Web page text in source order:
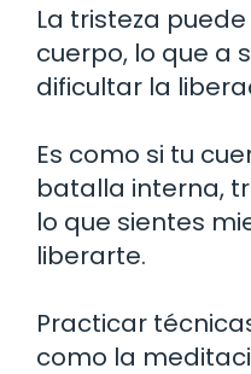
La tristeza
cuerpo, lo que a
dificultar la
Es como si tu
batalla interna,
lo que sientes
liberarte.
Practicar
como la